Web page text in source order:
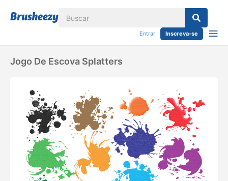
Entrar Inscreva-se
Jogo De Escova Splatters